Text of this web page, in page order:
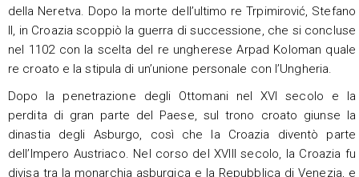
della Neretva. Dopo la morte dell’ultimo re Trpimirović, Stefano
II, in Croazia scoppiò la guerra di successione, che si concluse
nel 1102 con la scelta del re ungherese Arpad Koloman quale
re croato e la stipula di un’unione personale con l’Ungheria.
Dopo la penetrazione degli Ottomani nel XVI secolo e la
perdita di gran parte del Paese, sul trono croato giunse la
dinastia degli Asburgo, così che la Croazia diventò parte
dell’Impero Austriaco. Nel corso del XVIII secolo, la Croazia fu
divisa tra la monarchia asburgica e la Repubblica di Venezia, e